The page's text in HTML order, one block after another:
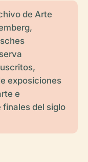
de Arte
exposiciones
e
del siglo